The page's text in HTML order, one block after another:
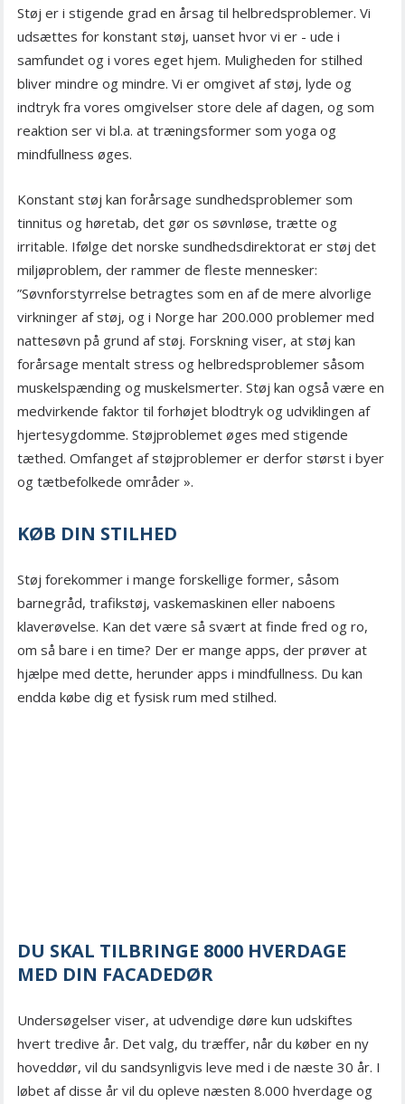
Støj er i stigende grad en årsag til helbredsproblemer. Vi
udsættes for konstant støj, uanset hvor vi er - ude i
samfundet og i vores eget hjem. Muligheden for stilhed
bliver mindre og mindre. Vi er omgivet af støj, lyde og
indtryk fra vores omgivelser store dele af dagen, og som
reaktion ser vi bl.a. at træningsformer som yoga og
mindfullness øges.
Konstant støj kan forårsage sundhedsproblemer som
tinnitus og høretab, det gør os søvnløse, trætte og
irritable. Ifølge det norske sundhedsdirektorat er støj det
miljøproblem, der rammer de fleste mennesker:
”Søvnforstyrrelse betragtes som en af de mere alvorlige
virkninger af støj, og i Norge har 200.000 problemer med
nattesøvn på grund af støj. Forskning viser, at støj kan
forårsage mentalt stress og helbredsproblemer såsom
muskelspænding og muskelsmerter. Støj kan også være en
medvirkende faktor til forhøjet blodtryk og udviklingen af
hjertesygdomme. Støjproblemet øges med stigende
tæthed. Omfanget af støjproblemer er derfor størst i byer
og tætbefolkede områder ».
KØB DIN STILHED
Støj forekommer i mange forskellige former, såsom
barnegråd, trafikstøj, vaskemaskinen eller naboens
klaverøvelse. Kan det være så svært at finde fred og ro,
om så bare i en time? Der er mange apps, der prøver at
hjælpe med dette, herunder apps i mindfullness. Du kan
endda købe dig et fysisk rum med stilhed.
DU SKAL TILBRINGE 8000 HVERDAGE
MED DIN FACADEDØR
Undersøgelser viser, at udvendige døre kun udskiftes
hvert tredive år. Det valg, du træffer, når du køber en ny
hoveddør, vil du sandsynligvis leve med i de næste 30 år. I
løbet af disse år vil du opleve næsten 8.000 hverdage og